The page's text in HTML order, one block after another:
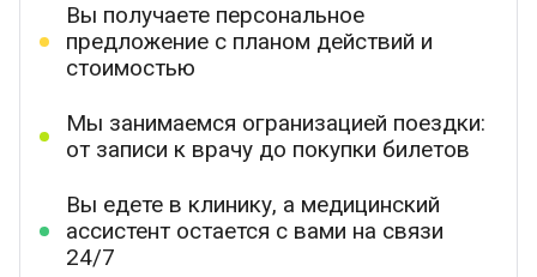
Вы получаете персональное
предложение с планом действий и
стоимостью
Мы занимаемся огранизацией поездки:
от записи к врачу до покупки билетов
Вы едете в клинику, а медицинский
ассистент остается с вами на связи
24/7